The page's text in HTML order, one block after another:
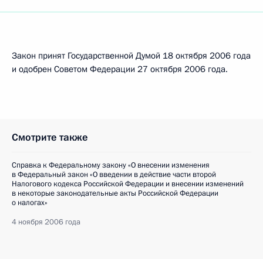
Закон принят Государственной Думой 18 октября 2006 года
и одобрен Советом Федерации 27 октября 2006 года.
Смотрите также
Справка к Федеральному закону «О внесении изменения
в Федеральный закон «О введении в действие части второй
Налогового кодекса Российской Федерации и внесении изменений
в некоторые законодательные акты Российской Федерации
о налогах»
4 ноября 2006 года